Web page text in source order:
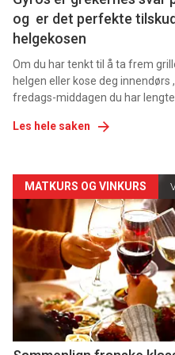
og er det perfekte
helgekosen
Om du har tenkt til å ta frem
helgen eller kose deg innendørs
fredags-middagen du har
Les hele saken
Forsiden
akkurat
nå
-
5
MATKURS OG VINKURS